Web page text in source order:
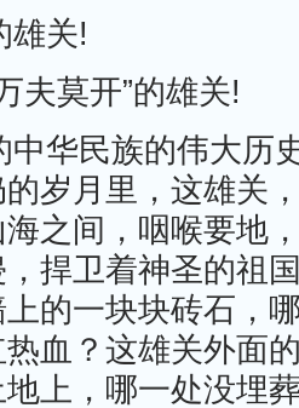
雄关!
夫莫开”的雄关!
中华民族的伟大历
岁月里，这雄关
之间，咽喉要地
捍卫着神圣的祖
的一块块砖石，
血？这雄关外面
上，哪一处没埋